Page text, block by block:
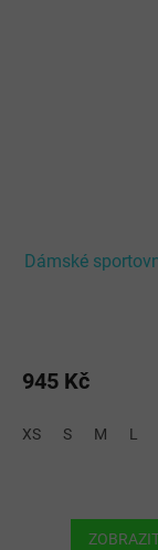
Dámské
945 Kč
XS S M L